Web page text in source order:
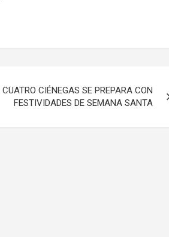
CUATRO CIÉNEGAS SE PREPARA CON
FESTIVIDADES DE SEMANA SANTA